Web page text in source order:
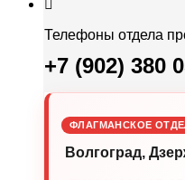
Телефоны отдела
+7 (902) 380
ФЛАГМАНСКОЕ
Волгоград,